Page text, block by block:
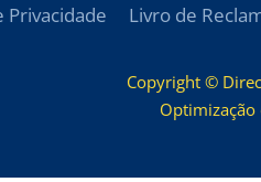
Privacidade Livro de
Copyright ©
Optimização